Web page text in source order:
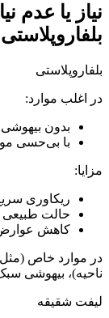
نیاز یا عدم
بلفاروپلاستی
در اغلب موارد:
بدون بیهوشی
با بی‌حسی
مزایا:
ریکاوری
حالت طبیعی
کاهش
در موارد خاص
ناحیه)، بیهوشی
لیفت شقیقه